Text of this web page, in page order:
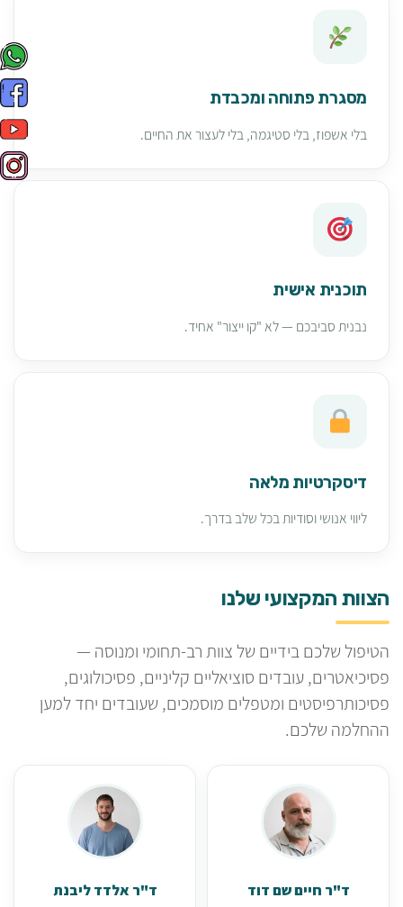
מסגרת פתוחה ומכבדת
בלי אשפוז, בלי סטיגמה, בלי לעצור את החיים.
תוכנית אישית
נבנית סביבכם — לא "קו ייצור" אחיד.
דיסקרטיות מלאה
ליווי אנושי וסודיות בכל שלב בדרך.
הצוות המקצועי שלנו
הטיפול שלכם בידיים של צוות רב-תחומי ומנוסה —
פסיכיאטרים, עובדים סוציאליים קליניים, פסיכולוגים,
פסיכותרפיסטים ומטפלים מוסמכים, שעובדים יחד למען
ההחלמה שלכם.
ד"ר חיים שם דוד ד"ר אלדד ליבנת